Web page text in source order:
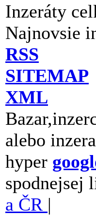
Inzeráty
Najnovsie
RSS
SITEMAP
XML
alebo
hyper
spodnejsej
a ČR |